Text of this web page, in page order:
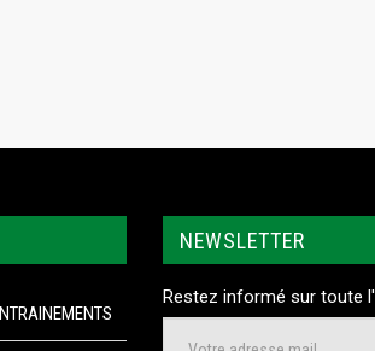
NEWSLETTER
Restez informé sur toute